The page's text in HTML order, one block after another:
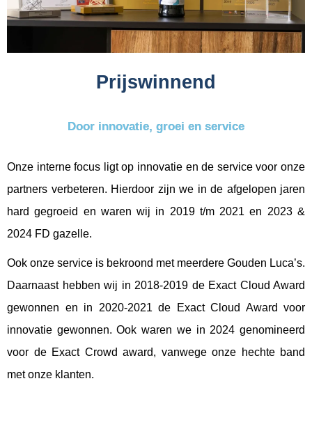
Prijswinnend
Door innovatie, groei en service
Onze interne focus ligt op innovatie en de service voor onze
partners verbeteren. Hierdoor zijn we in de afgelopen jaren
hard gegroeid en waren wij in 2019 t/m 2021 en 2023 &
2024 FD gazelle.
Ook onze service is bekroond met meerdere Gouden Luca’s.
Daarnaast hebben wij in 2018-2019 de Exact Cloud Award
gewonnen en in 2020-2021 de Exact Cloud Award voor
innovatie gewonnen. Ook waren we in 2024 genomineerd
voor de Exact Crowd award, vanwege onze hechte band
met onze klanten.